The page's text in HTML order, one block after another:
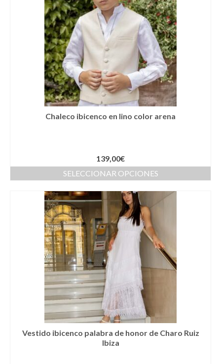
Vestidos Cortos
Tops
Trajes
Ceremonias
Novias
Novios
Traje de comunión ibicenco de lino
Traje de comunión ibicenco de lino con
cuello Mao de color celeste
Complementos de Comunión
Vestidos de Comunion
Can Can Comunion
Arras
Complementos Ceremonia
Calzado para Ceremonia
Chaleco ibicenco en lino color arena
139,00€
SELECCIONAR OPCIONES
Vestido ibicenco palabra de honor de Charo Ruiz
Ibiza